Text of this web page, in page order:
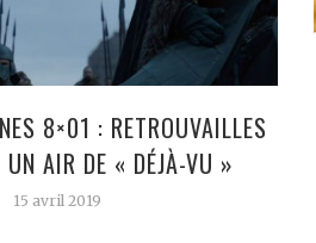
8×01 : RETROUVAILLES
UN AIR DE « DÉJÀ-VU »
15 avril 2019